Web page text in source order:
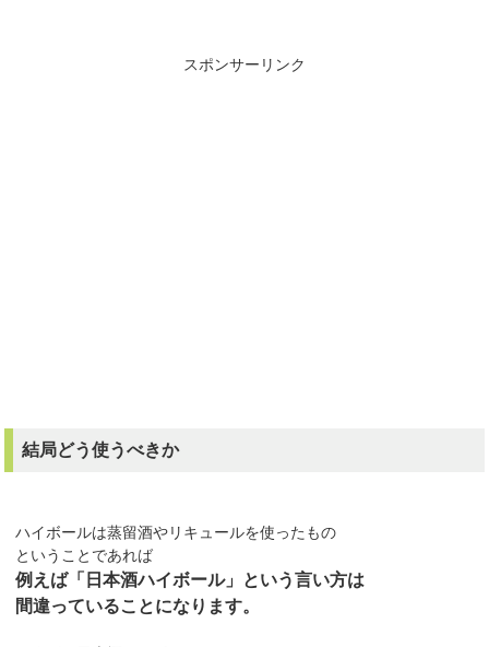
スポンサーリンク
結局どう使うべきか
ハイボールは蒸留酒やリキュールを使ったもの
ということであれば
例えば「日本酒ハイボール」という言い方は
間違っていることになります。